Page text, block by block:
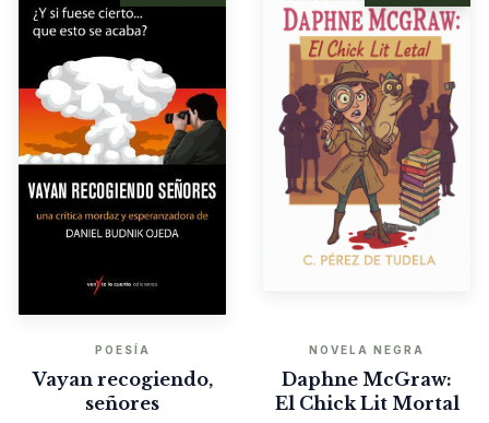
POESÍA
Vayan recogiendo,
señores
NOVELA NEGRA
Daphne McGraw:
El Chick Lit Mortal